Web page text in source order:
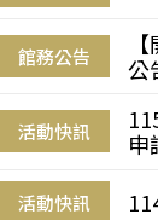
館務公告
公
活動快訊
申
活動快訊